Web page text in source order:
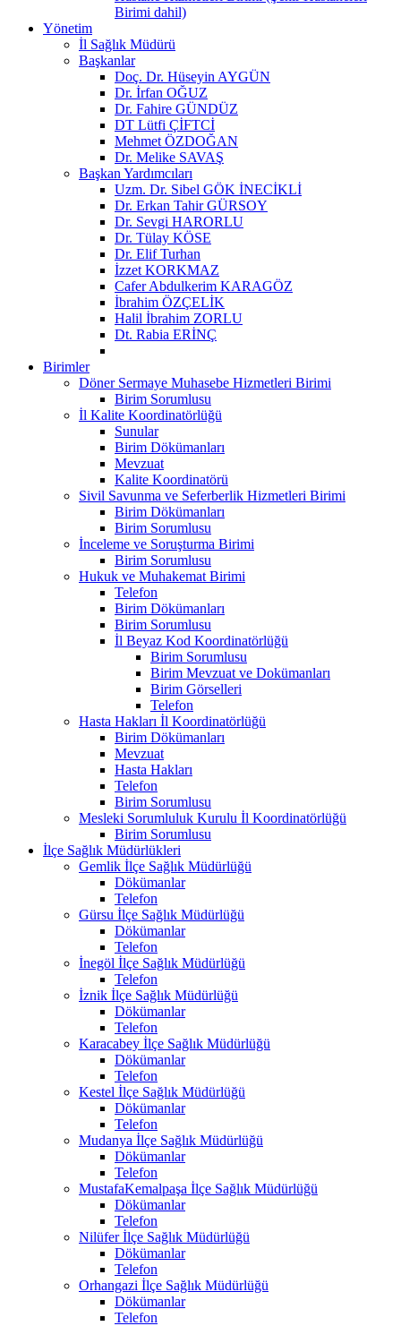
Birimi dahil)
Yönetim
İl Sağlık Müdürü
Başkanlar
Doç. Dr. Hüseyin AYGÜN
Dr. İrfan OĞUZ
Dr. Fahire GÜNDÜZ
DT Lütfi ÇİFTCİ
Mehmet ÖZDOĞAN
Dr. Melike SAVAŞ
Başkan Yardımcıları
Uzm. Dr. Sibel GÖK İNECİKLİ
Dr. Erkan Tahir GÜRSOY
Dr. Sevgi HARORLU
Dr. Tülay KÖSE
Dr. Elif Turhan
İzzet KORKMAZ
Cafer Abdulkerim KARAGÖZ
İbrahim ÖZÇELİK
Halil İbrahim ZORLU
Dt. Rabia ERİNÇ
Birimler
Döner Sermaye Muhasebe Hizmetleri Birimi
Birim Sorumlusu
İl Kalite Koordinatörlüğü
Sunular
Birim Dökümanları
Mevzuat
Kalite Koordinatörü
Sivil Savunma ve Seferberlik Hizmetleri Birimi
Birim Dökümanları
Birim Sorumlusu
İnceleme ve Soruşturma Birimi
Birim Sorumlusu
Hukuk ve Muhakemat Birimi
Telefon
Birim Dökümanları
Birim Sorumlusu
İl Beyaz Kod Koordinatörlüğü
Birim Sorumlusu
Birim Mevzuat ve Dokümanları
Birim Görselleri
Telefon
Hasta Hakları İl Koordinatörlüğü
Birim Dökümanları
Mevzuat
Hasta Hakları
Telefon
Birim Sorumlusu
Mesleki Sorumluluk Kurulu İl Koordinatörlüğü
Birim Sorumlusu
İlçe Sağlık Müdürlükleri
Gemlik İlçe Sağlık Müdürlüğü
Dökümanlar
Telefon
Gürsu İlçe Sağlık Müdürlüğü
Dökümanlar
Telefon
İnegöl İlçe Sağlık Müdürlüğü
Telefon
İznik İlçe Sağlık Müdürlüğü
Dökümanlar
Telefon
Karacabey İlçe Sağlık Müdürlüğü
Dökümanlar
Telefon
Kestel İlçe Sağlık Müdürlüğü
Dökümanlar
Telefon
Mudanya İlçe Sağlık Müdürlüğü
Dökümanlar
Telefon
MustafaKemalpaşa İlçe Sağlık Müdürlüğü
Dökümanlar
Telefon
Nilüfer İlçe Sağlık Müdürlüğü
Dökümanlar
Telefon
Orhangazi İlçe Sağlık Müdürlüğü
Dökümanlar
Telefon